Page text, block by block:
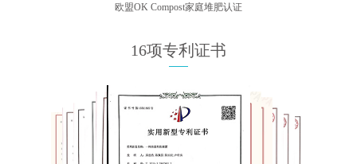
欧盟OK Compost家庭堆肥认证
16项专利证书